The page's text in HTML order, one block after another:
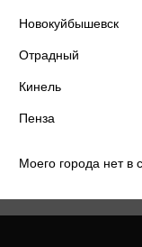
Новокуйбышевск
Отрадный
Кинель
Пенза
Моего города нет в